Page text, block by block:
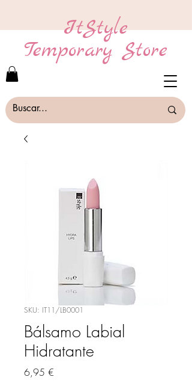
ItStyle
Temporary Store
SKU: IT11/LB0001
Bálsamo Labial
Hidratante
6,95 €